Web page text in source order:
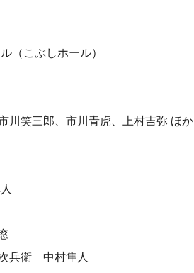
（こぶしホール）
川笑三郎、市川青虎、上村吉弥 ほか
兵衛 中村隼人